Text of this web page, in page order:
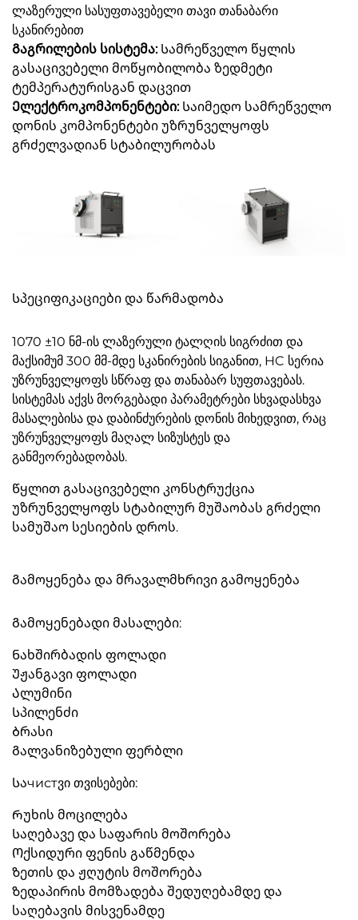
ლაზერული სასუფთავებელი თავი თანაბარი
სკანირებით
Გაგრილების სისტემა: Სამრეწველო წყლის
გასაცივებელი მოწყობილობა ზედმეტი
ტემპერატურისგან დაცვით
Ელექტროკომპონენტები: Საიმედო სამრეწველო
დონის კომპონენტები უზრუნველყოფს
გრძელვადიან სტაბილურობას
Სპეციფიკაციები და წარმადობა
1070 ±10 ნმ-ის ლაზერული ტალღის სიგრძით და
მაქსიმუმ 300 მმ-მდე სკანირების სიგანით, HC სერია
უზრუნველყოფს სწრაფ და თანაბარ სუფთავებას.
სისტემას აქვს მორგებადი პარამეტრები სხვადასხვა
მასალებისა და დაბინძურების დონის მიხედვით, რაც
უზრუნველყოფს მაღალ სიზუსტეს და
განმეორებადობას.
Წყლით გასაცივებელი კონსტრუქცია
უზრუნველყოფს სტაბილურ მუშაობას გრძელი
სამუშაო სესიების დროს.
Გამოყენება და მრავალმხრივი გამოყენება
Გამოყენებადი მასალები:
Ნახშირბადის ფოლადი
Უჟანგავი ფოლადი
Ალუმინი
Სპილენძი
Ბრასი
Გალვანიზებული ფერბლი
Საчистვი თვისებები:
Რუხის მოცილება
Საღებავე და საფარის მოშორება
Ოქსიდური ფენის გაწმენდა
Ზეთის და ჟღუტის მოშორება
Ზედაპირის მომზადება შედუღებამდე და
საღებავის მისვენამდე